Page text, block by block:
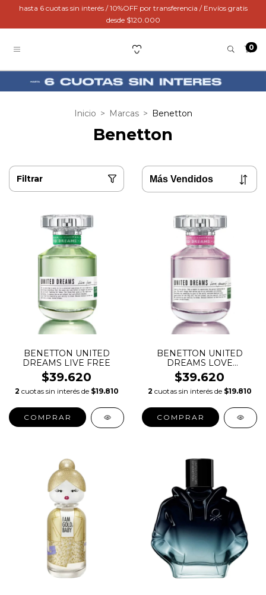
hasta 6 cuotas sin interés / 10%OFF por transferencia / Envíos gratis
desde $120.000
0
Inicio > Marcas > Benetton
Benetton
Filtrar
BENETTON UNITED
DREAMS LIVE FREE
$39.620
2 cuotas sin interés de $19.810
COMPRAR
BENETTON UNITED
DREAMS LOVE
YOURSELF
$39.620
2 cuotas sin interés de $19.810
COMPRAR